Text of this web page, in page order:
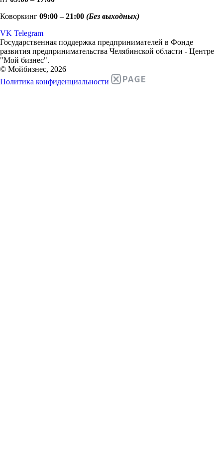
Коворкинг 09:00 – 21:00 (Без выходных)
VK Telegram
Государственная поддержка предпринимателей в Фонде
развития предпринимательства Челябинской области - Центре
"Мой бизнес".
© Мойбизнес, 2026
Политика конфиденциальности